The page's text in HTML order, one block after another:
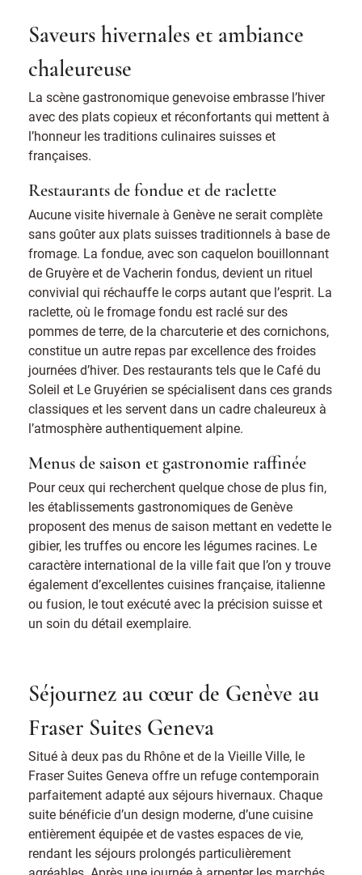
Saveurs hivernales et ambiance
chaleureuse
La scène gastronomique genevoise embrasse l’hiver
avec des plats copieux et réconfortants qui mettent à
l’honneur les traditions culinaires suisses et
françaises.
Restaurants de fondue et de raclette
Aucune visite hivernale à Genève ne serait complète
sans goûter aux plats suisses traditionnels à base de
fromage. La fondue, avec son caquelon bouillonnant
de Gruyère et de Vacherin fondus, devient un rituel
convivial qui réchauffe le corps autant que l’esprit. La
raclette, où le fromage fondu est raclé sur des
pommes de terre, de la charcuterie et des cornichons,
constitue un autre repas par excellence des froides
journées d’hiver. Des restaurants tels que le Café du
Soleil et Le Gruyérien se spécialisent dans ces grands
classiques et les servent dans un cadre chaleureux à
l’atmosphère authentiquement alpine.
Menus de saison et gastronomie raffinée
Pour ceux qui recherchent quelque chose de plus fin,
les établissements gastronomiques de Genève
proposent des menus de saison mettant en vedette le
gibier, les truffes ou encore les légumes racines. Le
caractère international de la ville fait que l’on y trouve
également d’excellentes cuisines française, italienne
ou fusion, le tout exécuté avec la précision suisse et
un soin du détail exemplaire.
Séjournez au cœur de Genève au
Fraser Suites Geneva
Situé à deux pas du Rhône et de la Vieille Ville, le
Fraser Suites Geneva offre un refuge contemporain
parfaitement adapté aux séjours hivernaux. Chaque
suite bénéficie d’un design moderne, d’une cuisine
entièrement équipée et de vastes espaces de vie,
rendant les séjours prolongés particulièrement